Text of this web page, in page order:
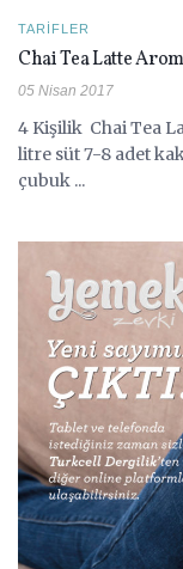
TARIFLER
Chai Tea Latte
05 Nisan 2017
4 Kişilik Chai Tea
litre süt 7-8 adet
çubuk ...